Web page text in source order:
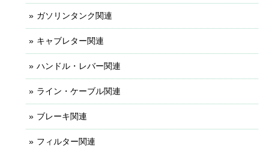
ガソリンタンク関連
キャブレター関連
ハンドル・レバー関連
ライン・ケーブル関連
ブレーキ関連
フィルター関連